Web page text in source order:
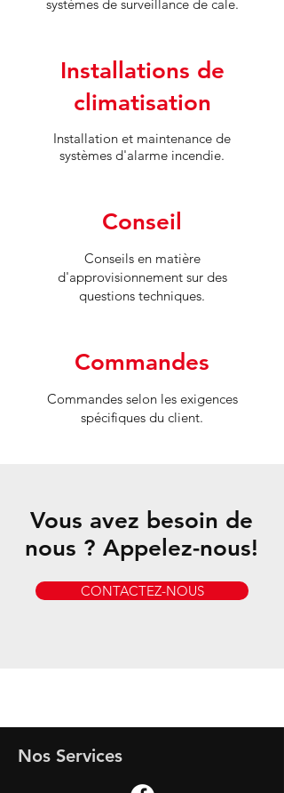
systèmes de surveillance de cale.
Installations de
climatisation
Installation et maintenance de
systèmes d'alarme incendie.
Conseil
Conseils en matière
d'approvisionnement sur des
questions techniques.
Commandes
Commandes selon les exigences
spécifiques du client.
Vous avez besoin de
nous ? Appelez-nous!
CONTACTEZ-NOUS
Nos Services